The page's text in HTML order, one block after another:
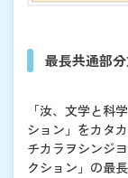
最長共通部
「汝、文学と科
ション」をカタ
チカラヲシンジ
クション」の最